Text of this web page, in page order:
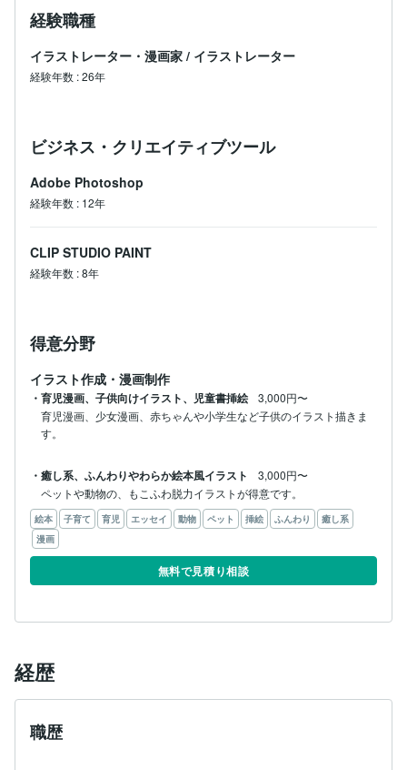
経験職種
イラストレーター・漫画家 / イラストレーター
経験年数 :26年
ビジネス・クリエイティブツール
Adobe Photoshop
経験年数 : 12年
CLIP STUDIO PAINT
経験年数 :8年
得意分野
イラスト作成・漫画制作
・育児漫画、子供向けイラスト、児童書挿絵
3,000円〜
育児漫画、少女漫画、赤ちゃんや小学生など子供のイラスト描きま
す。
・癒し系、ふんわりやわらか絵本風イラスト
3,000円〜
ペットや動物の、もこふわ脱力イラストが得意です。
絵本 子育て 育児 エッセイ 動物 ペット 挿絵 ふんわり
癒し系
漫画
無料で見積り相談
経歴
職歴